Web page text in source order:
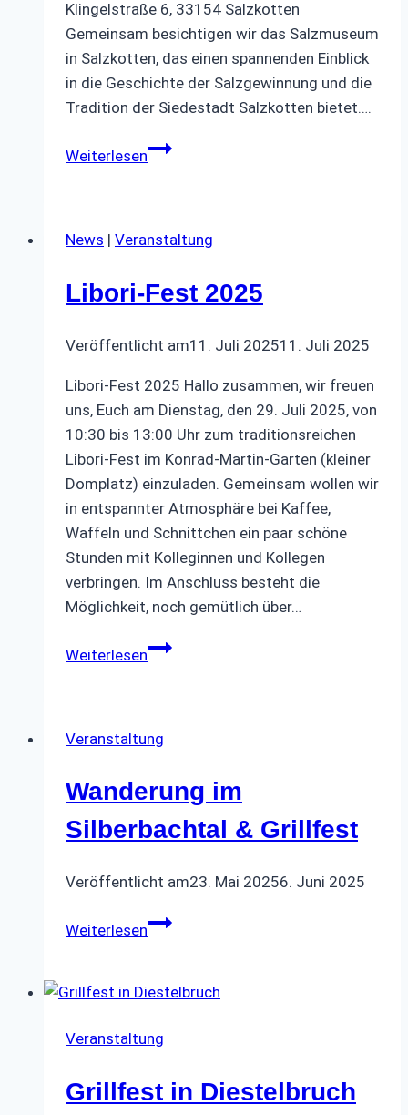
Klingelstraße 6, 33154 Salzkotten
Gemeinsam besichtigen wir das Salzmuseum
in Salzkotten, das einen spannenden Einblick
in die Geschichte der Salzgewinnung und die
Tradition der Siedestadt Salzkotten bietet….
WeiterlesenSBR
News | Veranstaltung
Libori-Fest 2025
Veröffentlicht am11. Juli 202511. Juli 2025
Libori-Fest 2025 Hallo zusammen, wir freuen
uns, Euch am Dienstag, den 29. Juli 2025, von
10:30 bis 13:00 Uhr zum traditionsreichen
Libori-Fest im Konrad-Martin-Garten (kleiner
Domplatz) einzuladen. Gemeinsam wollen wir
in entspannter Atmosphäre bei Kaffee,
Waffeln und Schnittchen ein paar schöne
Stunden mit Kolleginnen und Kollegen
verbringen. Im Anschluss besteht die
Möglichkeit, noch gemütlich über…
WeiterlesenLibori-
Veranstaltung
Wanderung im
Silberbachtal & Grillfest
Veröffentlicht am23. Mai 20256. Juni 2025
WeiterlesenWanderung
&
Veranstaltung
Grillfest in Diestelbruch